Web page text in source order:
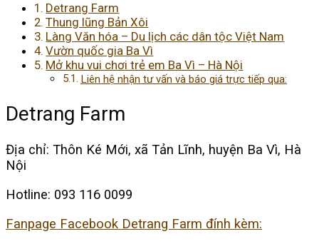
Detrang Farm
Thung lũng Bản Xôi
Làng Văn hóa – Du lịch các dân tộc Việt Nam
Vườn quốc gia Ba Vì
Mở khu vui chơi trẻ em Ba Vì – Hà Nội
Liên hệ nhận tư vấn và báo giá trực tiếp qua:
Detrang Farm
Địa chỉ: Thôn Ké Mới, xã Tản Lĩnh, huyện Ba Vì, Hà
Nội
Hotline: 093 116 0099
Fanpage Facebook Detrang Farm đính kèm: